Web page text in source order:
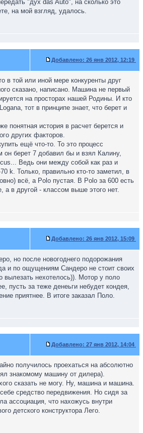
"дух das Auto", на сколько это
на мой взгляд, удалось.
Добавлено: 26 янв 2012, 12:19
в той или иной мере конкуренты друг
сказано, написано. Машина не первый
на просторах нашей Родины. И кто
тот в принципе знает, что берет и
понятная история в расчет берется и
других факторов.
ещё что-то. То это процесс
он берет 7 добавил бы и взял Калину,
Ведь они между собой как раз и
k. Только, правильно кто-то заметил, в
всё, а Polo пустая. B Polo за 600 есть
а в другой - классом выше этого нет.
Добавлено: 26 янв 2012, 15:09
но после новогоднего подорожания
и по ощущениям Сандеро не стоит своих
вылезать нехотелось)). Мотор у поло
пусть за теже денеьги небудет кондея,
приятнее. В итоге заказал Поло.
Добавлено: 27 янв 2012, 14:04
получилось проехаться на абсолютно
знакомому машину от дилера).
сказать не могу. Ну, машина и машина.
средство передвижения. Но сидя за
ассоциация, что нахожусь внутри
детского конструктора Лего.